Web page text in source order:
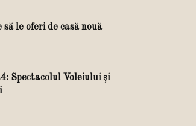
să le oferi de casă nouă
Spectacolul Voleiului și